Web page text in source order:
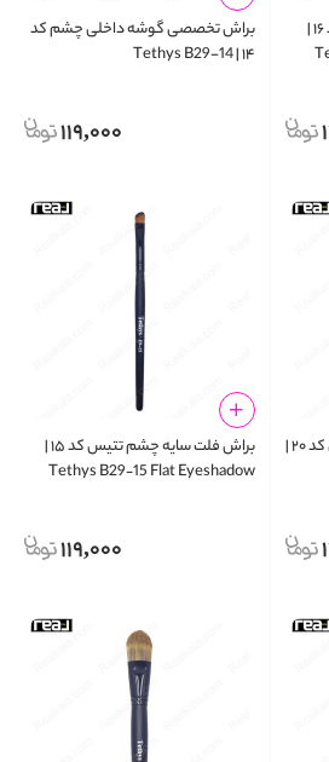
براش تخت سایه چشم تتیس کد ۱۶ |
براش تخصصی گوشه داخلی چشم کد
۱۴ | Tethys B29-14
119,000
براش زاویه‌ دار سایه چشم تتیس کد ۲۰ |
براش فلت سایه چشم تتیس کد ۱۵ |
Tethys B29‑15 Flat Eyeshadow
119,000